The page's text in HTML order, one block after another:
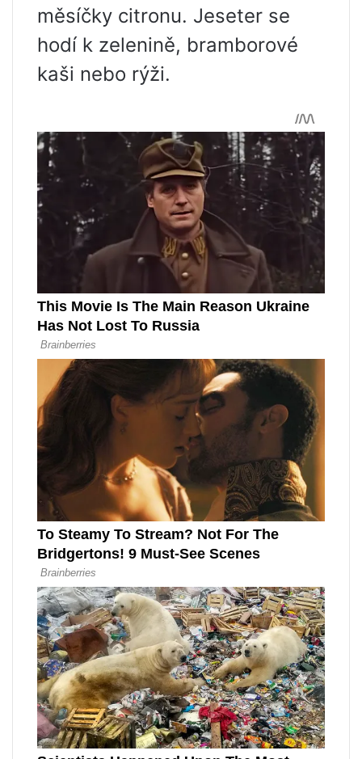
měsíčky citronu. Jeseter se
hodí k zelenině, bramborové
kaši nebo rýži.